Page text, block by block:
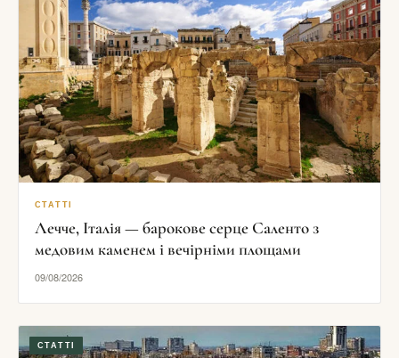
СТАТТІ
Лечче, Італія — барокове серце Саленто з
медовим каменем і вечірніми площами
09/08/2026
СТАТТІ